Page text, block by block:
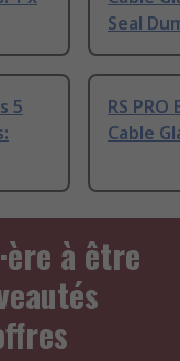
Seal
5
RS PRO
Cable
à être